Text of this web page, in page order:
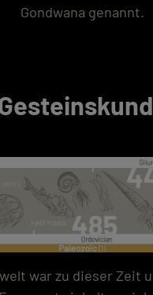
Gondwana genannt.
war zu dieser Zeit